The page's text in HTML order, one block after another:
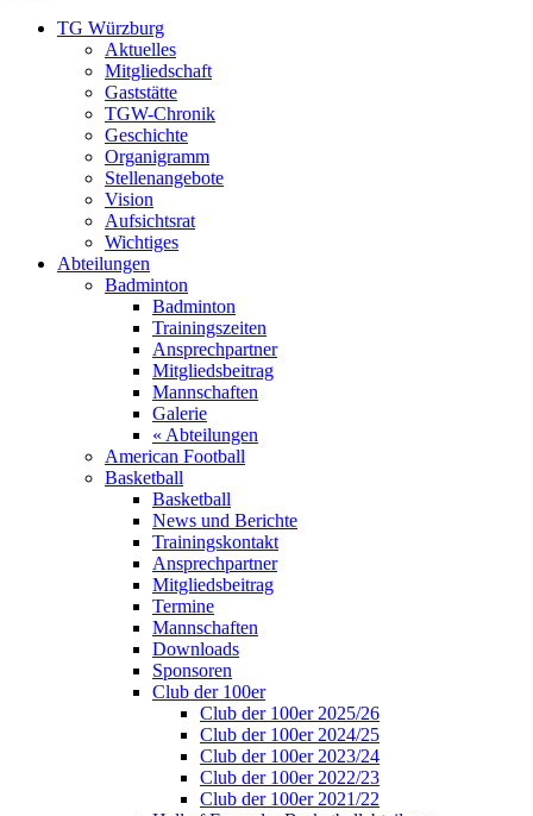
TG Würzburg
Aktuelles
Mitgliedschaft
Gaststätte
TGW-Chronik
Geschichte
Organigramm
Stellenangebote
Vision
Aufsichtsrat
Wichtiges
Abteilungen
Badminton
Badminton
Trainingszeiten
Ansprechpartner
Mitgliedsbeitrag
Mannschaften
Galerie
« Abteilungen
American Football
Basketball
Basketball
News und Berichte
Trainingskontakt
Ansprechpartner
Mitgliedsbeitrag
Termine
Mannschaften
Downloads
Sponsoren
Club der 100er
Club der 100er 2025/26
Club der 100er 2024/25
Club der 100er 2023/24
Club der 100er 2022/23
Club der 100er 2021/22